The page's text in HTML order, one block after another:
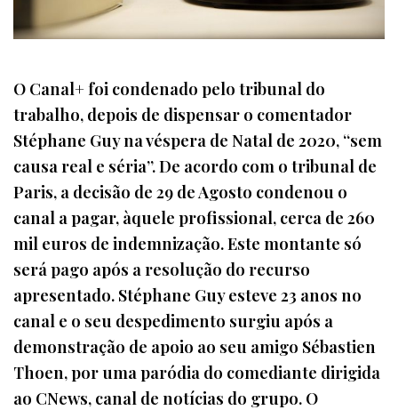
O Canal+ foi condenado pelo tribunal do
trabalho, depois de dispensar o comentador
Stéphane Guy na véspera de Natal de 2020, “sem
causa real e séria”. De acordo com o tribunal de
Paris, a decisão de 29 de Agosto condenou o
canal a pagar, àquele profissional, cerca de 260
mil euros de indemnização. Este montante só
será pago após a resolução do recurso
apresentado. Stéphane Guy esteve 23 anos no
canal e o seu despedimento surgiu após a
demonstração de apoio ao seu amigo Sébastien
Thoen, por uma paródia do comediante dirigida
ao CNews, canal de notícias do grupo. O